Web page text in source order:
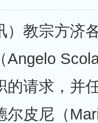
）教宗方济
Angelo
的请求，并
尔皮尼（